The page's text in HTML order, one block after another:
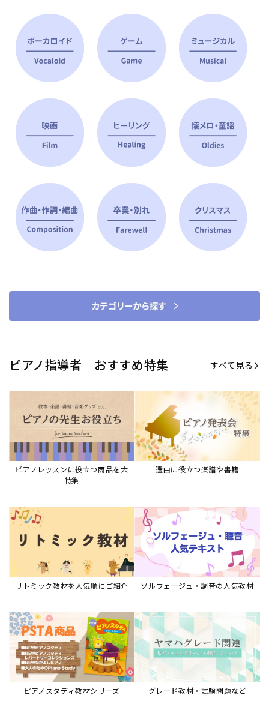
ピアノ指導者 おすすめ特集 すべて見る
ピアノレッスンに役立つ商品を大
特集
選曲に役立つ楽譜や書籍
リトミック教材を人気順にご紹介 ソルフェージュ・調音の人気教材
ピアノスタディ教材シリーズ グレード教材・試験問題など